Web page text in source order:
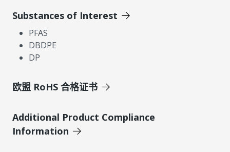
Substances of Interest
PFAS
DBDPE
DP
欧盟 RoHS 合格证书
Additional Product Compliance
Information